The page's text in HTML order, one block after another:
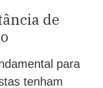
de
para
tenham